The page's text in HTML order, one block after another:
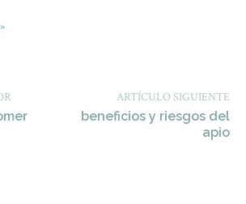
ARTÍCULO SIGUIENTE
beneficios y riesgos del
apio